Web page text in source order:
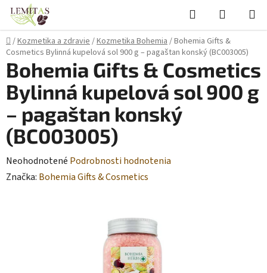
Prejsť
obsah
Hľadať
KOŠÍK
Domov
/Kozmetika a zdravie/Kozmetika Bohemia/Bohemia Gifts &
Cosmetics Bylinná kupelová sol 900 g – pagaštan konský (BC003005)
Bohemia Gifts & Cosmetics
Bylinná kupelová sol 900 g
– pagaštan konský
(BC003005)
Priemerné
hodnotenie
Neohodnotené Podrobnosti hodnotenia
Značka: Bohemia Gifts & Cosmetics